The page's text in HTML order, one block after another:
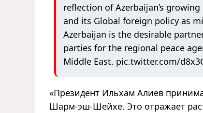
reflection of Azerbaijan’s
and its Global foreign policy as
Azerbaijan is the desirable
parties for the regional peace
Middle East. pic.twitter.com/
«Президент Ильхам Алиев
Шарм-эш-Шейхе. Это отражает